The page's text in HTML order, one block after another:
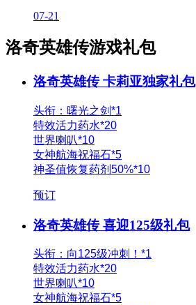
07-21
洛奇英雄传游戏礼包
洛奇英雄传 卡莉亚独家礼包
头衔：曙光之剑*1
特效活力药水*20
世界喇叭*10
女神航海祝福石*5
神圣值恢复药剂50%*10
预订
洛奇英雄传 喜迎125级礼包
头衔：向125级冲刺！*1
特效活力药水*20
世界喇叭*10
女神航海祝福石*5